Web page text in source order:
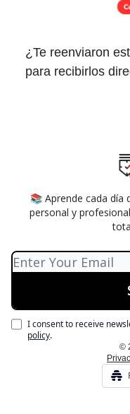
¿Te reenviaron
para recibirlos
📚 Aprende cada día
personal y
I consent to receive
policy.
©